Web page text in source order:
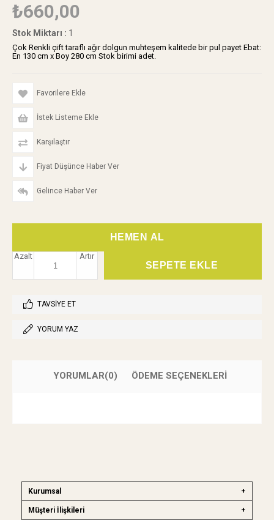
₺660,00
Stok Miktarı : 1
Çok Renkli çift taraflı ağır dolgun muhteşem kalitede bir pul payet Ebat:
En 130 cm x Boy 280 cm Stok birimi adet.
Favorilere Ekle
İstek Listeme Ekle
Karşılaştır
Fiyat Düşünce Haber Ver
Gelince Haber Ver
Artır
Azalt
TAVSIYE ET
YORUM YAZ
YORUMLAR(0) ÖDEME SEÇENEKLERI
Kurumsal
Müşteri İlişkileri